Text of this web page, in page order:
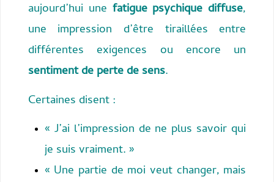
aujourd’hui une fatigue psychique diffuse,
une impression d’être tiraillées entre
différentes exigences ou encore un
sentiment de perte de sens.
Certaines disent :
« J’ai l’impression de ne plus savoir qui
je suis vraiment. »
« Une partie de moi veut changer, mais